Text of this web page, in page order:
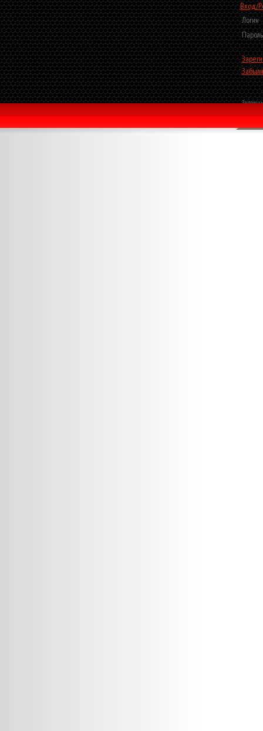
Вход/
Логин
Пароль